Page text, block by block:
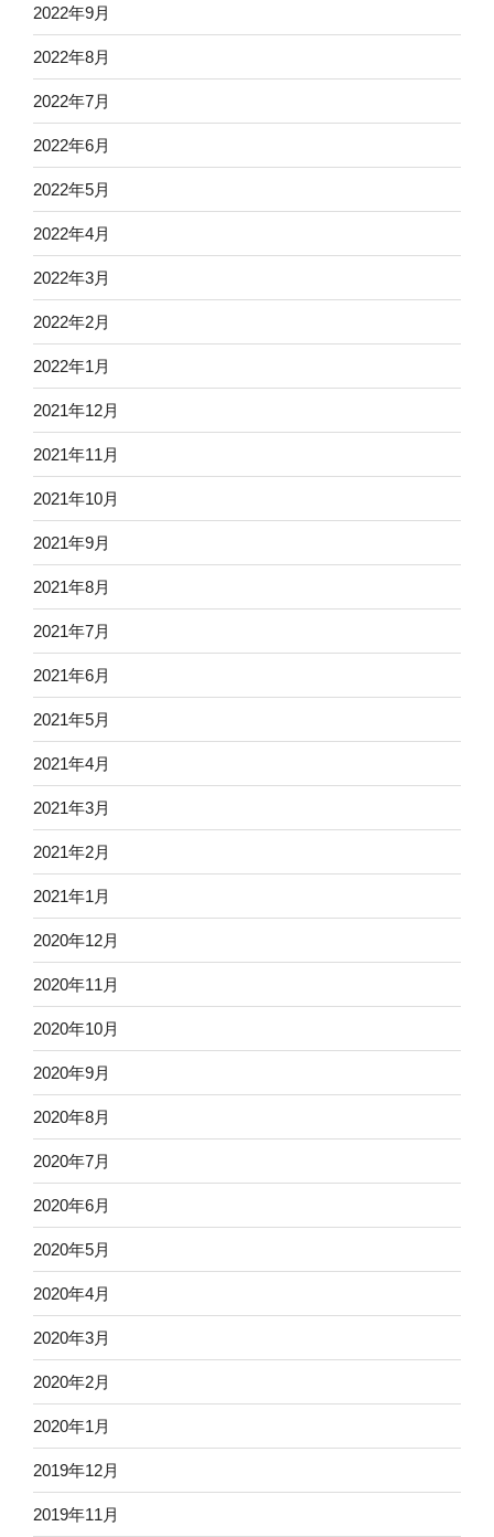
2022年9月
2022年8月
2022年7月
2022年6月
2022年5月
2022年4月
2022年3月
2022年2月
2022年1月
2021年12月
2021年11月
2021年10月
2021年9月
2021年8月
2021年7月
2021年6月
2021年5月
2021年4月
2021年3月
2021年2月
2021年1月
2020年12月
2020年11月
2020年10月
2020年9月
2020年8月
2020年7月
2020年6月
2020年5月
2020年4月
2020年3月
2020年2月
2020年1月
2019年12月
2019年11月